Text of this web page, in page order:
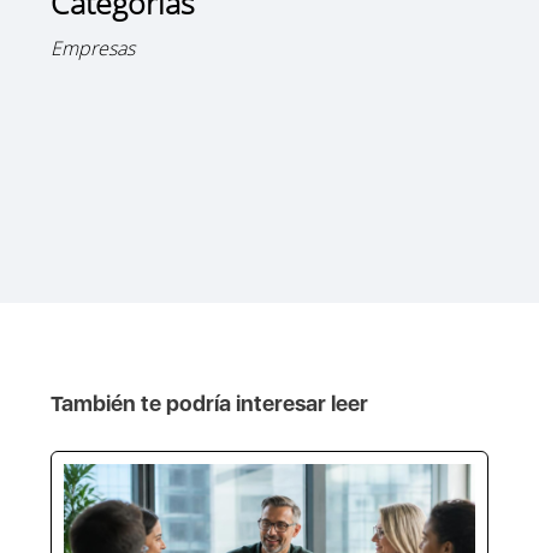
Empresas
También te podría interesar leer